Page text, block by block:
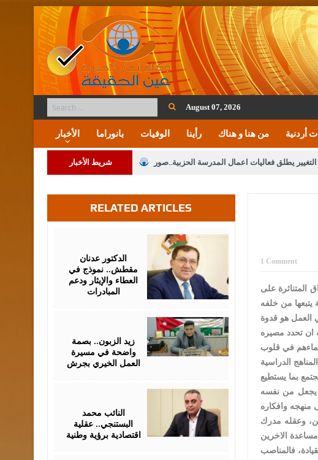
August 07, 2026
الأخبار بانوراما الوفيات رأينا من هنا و هناك أردنية
شريط الأخبار يطلق فعاليات اعمال المدرسة الحزبية..صور
النواب يقر مشروع تعديل قانون الملكية العقارية
(الدفعة الثالثة) إلى مراجعة منصة خدمة العلم
محمود أحمد فريحات.. مبارك ومزيدا من التوفيق
1 Comment
المتناثرة على
العمل هو قدوة
في قلوب
يجعل من نفسه
وعقله مدرك
فالمناصب
RELATED ARTICLES
الدكتور عدنان
مقطش.. نموذج في
العطاء والإيثار ودعم
المبادرات
زيد الزبون.. بصمة
واضحة في مسيرة
العمل الخيري بجرش
النائب محمد
البستنجي.. عقلية
اقتصادية برؤية وطنية